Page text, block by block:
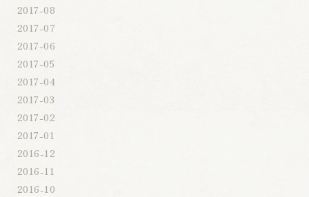
2017-08
2017-07
2017-06
2017-05
2017-04
2017-03
2017-02
2017-01
2016-12
2016-11
2016-10